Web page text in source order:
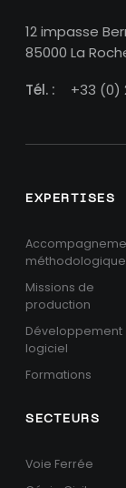
12 impasse
85000 La
Tél. :
+33 (0)
EXPERTISES
Missions de
production
Développement
logiciel
Formations
SECTEURS
Voie Ferrée